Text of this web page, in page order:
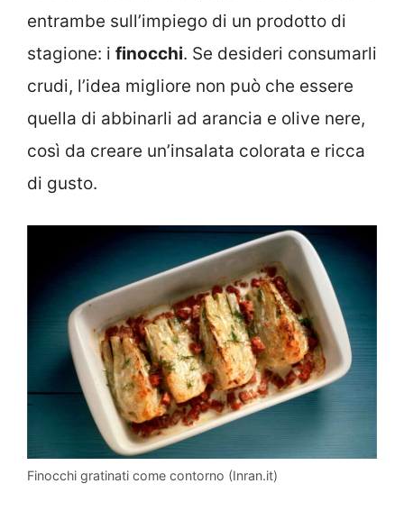
entrambe sull’impiego di un prodotto di
stagione: i finocchi. Se desideri consumarli
crudi, l’idea migliore non può che essere
quella di abbinarli ad arancia e olive nere,
così da creare un’insalata colorata e ricca
di gusto.
Finocchi gratinati come contorno (Inran.it)